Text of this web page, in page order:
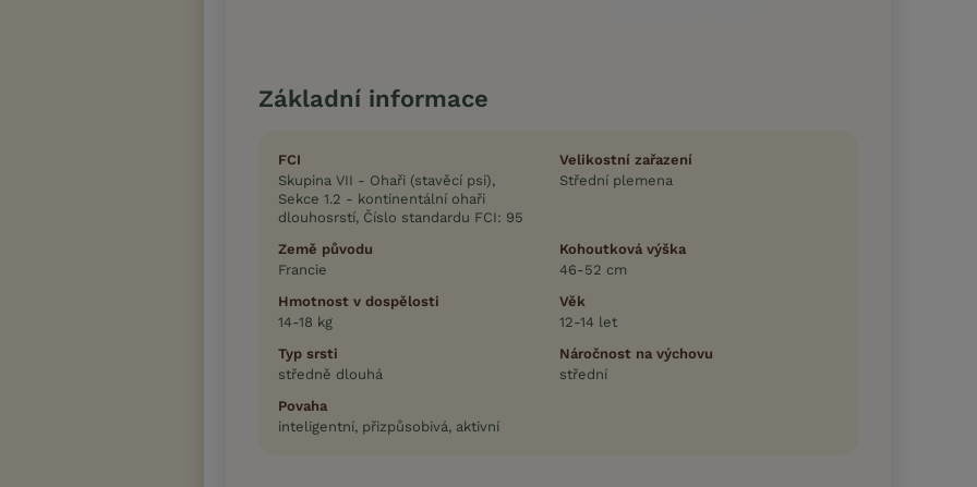
Základní informace
FCI
Skupina VII - Ohaři (stavěcí psi),
Sekce 1.2 - kontinentální ohaři
dlouhosrstí, Číslo standardu FCI: 95
Velikostní zařazení
Střední plemena
Země původu
Francie
Kohoutková výška
46-52 cm
Hmotnost v dospělosti
14-18 kg
Věk
12-14 let
Typ srsti
středně dlouhá
Náročnost na výchovu
střední
Povaha
inteligentní, přizpůsobivá, aktivní